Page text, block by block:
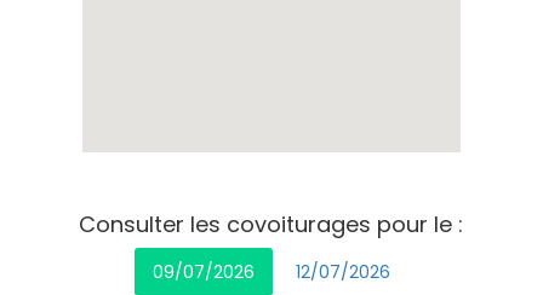
Consulter les covoiturages pour le :
09/07/2026
12/07/2026